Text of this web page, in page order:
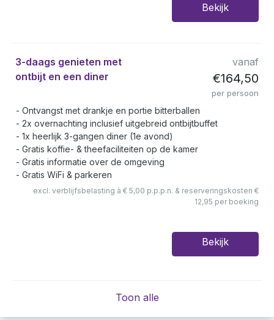
Bekijk
3-daags genieten met
ontbijt en een diner
vanaf
€164,50
per persoon
Ontvangst met drankje en portie bitterballen
2x overnachting inclusief uitgebreid ontbijtbuffet
1x heerlijk 3-gangen diner (1e avond)
Gratis koffie- & theefaciliteiten op de kamer
Gratis informatie over de omgeving
Gratis WiFi & parkeren
excl. verblijfsbelasting à € 5,00 p.p.p.n. & reserveringskosten €
12,95 per boeking
Bekijk
Toon alle